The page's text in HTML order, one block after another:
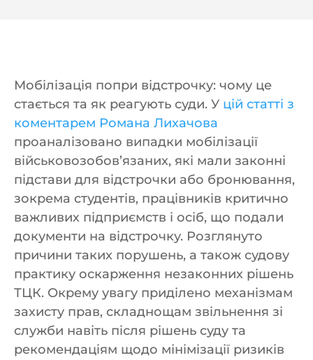
Мобілізація попри відстрочку: чому це
стається та як реагують суди. У цій статті з
коментарем Романа Лихачова
проаналізовано випадки мобілізації
військовозобов’язаних, які мали законні
підстави для відстрочки або бронювання,
зокрема студентів, працівників критично
важливих підприємств і осіб, що подали
документи на відстрочку. Розглянуто
причини таких порушень, а також судову
практику оскарження незаконних рішень
ТЦК. Окрему увагу приділено механізмам
захисту прав, складнощам звільнення зі
служби навіть після рішень суду та
рекомендаціям щодо мінімізації ризиків